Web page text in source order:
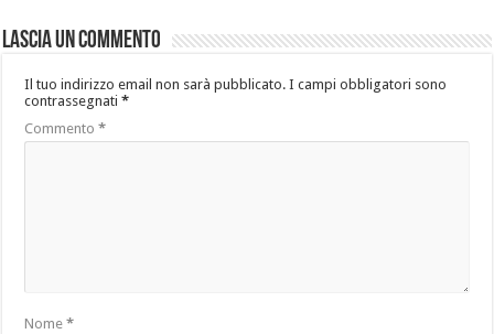
Lascia un commento
Il tuo indirizzo email non sarà pubblicato. I campi obbligatori sono
contrassegnati*
Commento*
Nome*